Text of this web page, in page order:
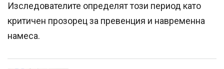
Изследователите определят този период като
критичен прозорец за превенция и навременна
намеса.